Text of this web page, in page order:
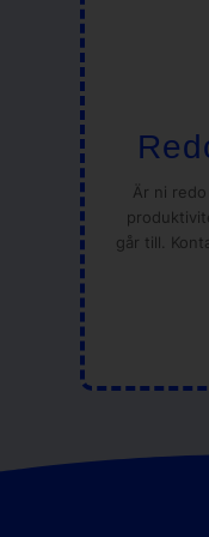
Är ni
går till.